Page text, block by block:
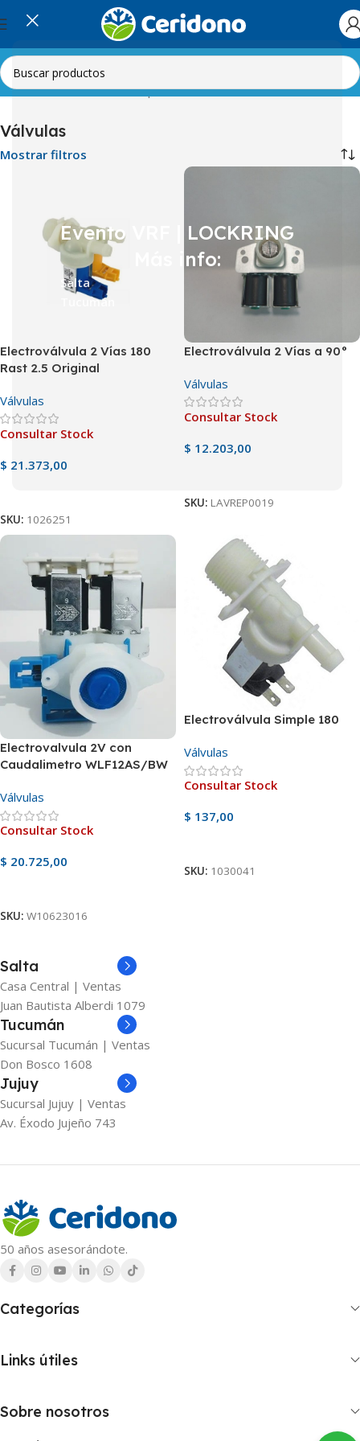
Evento VRF | LOCKRING
Más info:
Salta
Tucumán
Inicio Línea Blanca Lavarropas Válvulas
Válvulas
Mostrar filtros
Electroválvula 2 Vías 180
Rast 2.5 Original
Válvulas
Consultar Stock
$ 21.373,00
SKU: 1026251
Electroválvula 2 Vías a 90°
Válvulas
Consultar Stock
$ 12.203,00
SKU: LAVREP0019
Electrovalvula 2V con
Caudalimetro WLF12AS/BW
Válvulas
Consultar Stock
$ 20.725,00
SKU: W10623016
Electroválvula Simple 180
Válvulas
Consultar Stock
$ 137,00
SKU: 1030041
Salta
Casa Central | Ventas
Juan Bautista Alberdi 1079
Tucumán
Sucursal Tucumán | Ventas
Don Bosco 1608
Jujuy
Sucursal Jujuy | Ventas
Av. Éxodo Jujeño 743
50 años asesorándote.
Categorías
Links útiles
Sobre nosotros